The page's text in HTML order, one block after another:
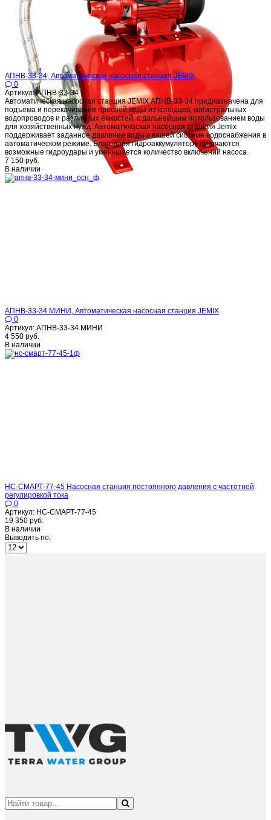
АПНВ-33-34, Автоматическая насосная станция JEMIX
0
Артикул: АПНВ-33-34
Автоматическая насосная станция JEMIX АПНВ-33-34 предназначена для
подъема и перекачивания пресной воды из колодцев, магистральных
водопроводов и различных емкостей, с дальнейшим использованием воды
для хозяйственных нужд. Автоматическая насосная станция Jemix
поддерживает заданное давление воды в вашей системе водоснабжения в
автоматическом режиме. Благодаря гидроаккумулятору смягчаются
возможные гидроудары и уменьшается количество включений насоса.
7 150 руб.
В наличии
АПНВ-33-34 МИНИ, Автоматическая насосная станция JEMIX
0
Артикул: АПНВ-33-34 МИНИ
4 550 руб.
В наличии
НС-СМАРТ-77-45 Насосная станция постоянного давления с частотной
регулировкой тока
0
Артикул: НС-СМАРТ-77-45
19 350 руб.
В наличии
Выводить по: